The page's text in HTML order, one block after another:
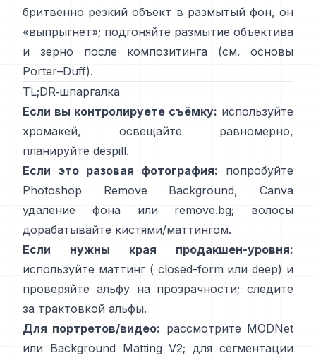
бритвенно резкий объект в размытый фон, он
«выпрыгнет»; подгоняйте размытие объектива
и зерно после композитинга (см.
основы
Porter–Duff).
TL;DR‑шпаргалка
Если вы контролируете съёмку: используйте
хромакей, освещайте равномерно,
планируйте despill.
Если это разовая фотография: попробуйте
Photoshop Remove Background, Canva
удаление фона или remove.bg; волосы
дорабатывайте кистями/маттингом.
Если нужны края продакшен-уровня:
используйте маттинг ( closed-form или deep) и
проверяйте альфу на прозрачности; следите
за трактовкой альфы.
Для портретов/видео: рассмотрите MODNet
или Background Matting V2; для сегментации